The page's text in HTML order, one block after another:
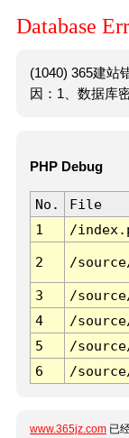
Database
(1040) 365建站
因：1、数据库
PHP Debug
No. File
1
/
2 /
3 /
4
/
5
/
6
/
www.365jz.com 已